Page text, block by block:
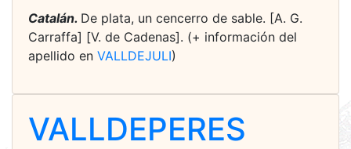
Catalán. De plata, un cencerro de sable. [A. G.
Carraffa] [V. de Cadenas]. (+ información del
apellido en VALLDEJULI)
VALLDEPERES